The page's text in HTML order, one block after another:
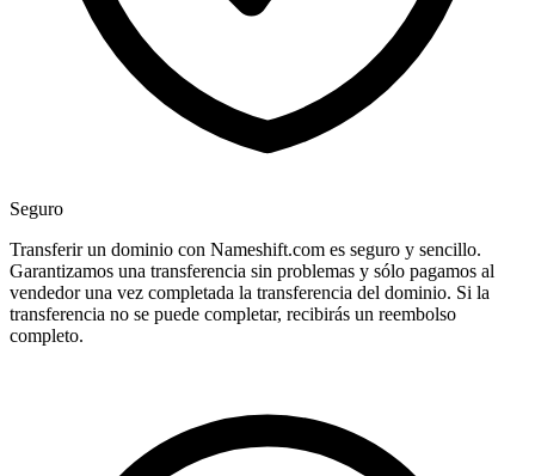
Seguro
Transferir un dominio con Nameshift.com es seguro y sencillo.
Garantizamos una transferencia sin problemas y sólo pagamos al
vendedor una vez completada la transferencia del dominio. Si la
transferencia no se puede completar, recibirás un reembolso
completo.